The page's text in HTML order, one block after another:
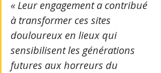
« Leur engagement a contribué
à transformer ces sites
douloureux en lieux qui
sensibilisent les générations
futures aux horreurs du